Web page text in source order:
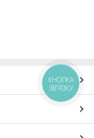
КНОПКА
ЗВ'ЯЗКУ